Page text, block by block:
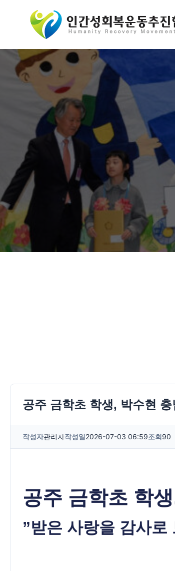
로
공주 금학초 학생, 박수현
작성자관리자작성일2026-07-03 06:59조회90
공주 금학초 학
”받은 사랑을 감사로